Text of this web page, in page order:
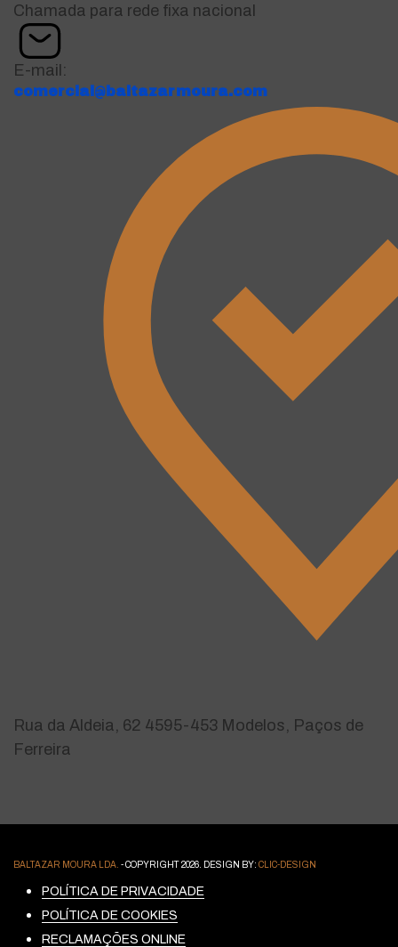
Chamada para rede fixa nacional
E-mail:
comercial@baltazarmoura.com
Rua da Aldeia, 62 4595-453 Modelos, Paços de
Ferreira
BALTAZAR MOURA LDA. - COPYRIGHT 2026. DESIGN BY: CLIC-DESIGN
POLÍTICA DE PRIVACIDADE
POLÍTICA DE COOKIES
RECLAMAÇÕES ONLINE